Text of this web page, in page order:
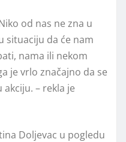
od nas ne zna u
situaciju da će nam
nama ili nekom
je vrlo značajno da se
– rekla je
Doljevac u pogledu